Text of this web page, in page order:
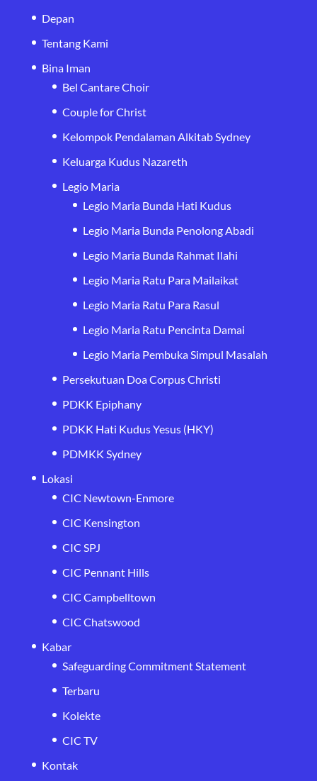
Depan
Tentang Kami
Bina Iman
Bel Cantare Choir
Couple for Christ
Kelompok Pendalaman Alkitab Sydney
Keluarga Kudus Nazareth
Legio Maria
Legio Maria Bunda Hati Kudus
Legio Maria Bunda Penolong Abadi
Legio Maria Bunda Rahmat Ilahi
Legio Maria Ratu Para Mailaikat
Legio Maria Ratu Para Rasul
Legio Maria Ratu Pencinta Damai
Legio Maria Pembuka Simpul Masalah
Persekutuan Doa Corpus Christi
PDKK Epiphany
PDKK Hati Kudus Yesus (HKY)
PDMKK Sydney
Lokasi
CIC Newtown-Enmore
CIC Kensington
CIC SPJ
CIC Pennant Hills
CIC Campbelltown
CIC Chatswood
Kabar
Safeguarding Commitment Statement
Terbaru
Kolekte
CIC TV
Kontak